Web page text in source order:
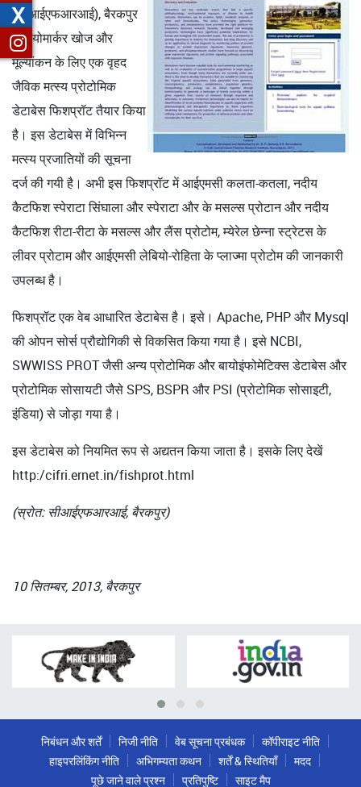
(सीआईएफआरआई), बैरकपुर
ने बायोमार्कर खोज और
मूल्यांकन के लिए एक वृहद
जैविक मत्स्य प्रोटोमिक
डेटाबेस फिशप्रॉट तैयार किया
है। इस डेटाबेस में विभिन्न
मत्स्य प्रजातियों की सूचना
दर्ज की गयी है। अभी इस फिशप्रॉट में आईएमसी कलता-कतला, नदीय
कैटफिश स्पेराटा सिंघाला और स्पेराटा और के मसल्स प्रोटान और नदीय
कैटफिश रीटा-रीटा के मसल्स और लैंस प्रोटोम, म्येरेल छेन्ना स्ट्रेटस के
लीवर प्रोटाम और आईएमसी लेबियो-रोहिता के प्लाज्मा प्रोटोम की जानकारी
उपलब्ध है।
फिशप्रॉट एक वेब आधारित डेटाबेस है। इसे। Apache, PHP और Mysql
की ओपन सोर्स प्रौद्योगिकी से विकसित किया गया है। इसे NCBI,
SWWISS PROT जैसी अन्य प्रोटोमिक और बायोइंफोमेटिक्स डेटाबेस और
प्रोटोमिक सोसायटी जैसे SPS, BSPR और PSI (प्रोटोमिक सोसाइटी,
इंडिया) से जोड़ा गया है।
इस डेटाबेस को नियमित रूप से अद्यतन किया जाता है। इसके लिए देखें
http:/cifri.ernet.in/fishprot.html
(स्रोत: सीआईएफआरआई, बैरकपुर)
10 सितम्बर, 2013, बैरकपुर
निबंधन और शर्तें निजी नीति वेब सूचना प्रबंधक
कॉपीराइट नीति
हाइपरलिंकिंग नीति
अभिगम्यता कथन शर्तें & स्थितियाँ
मदद
पूछे जाने वाले प्रश्न
प्रतिपुष्टि साइट मैप
X